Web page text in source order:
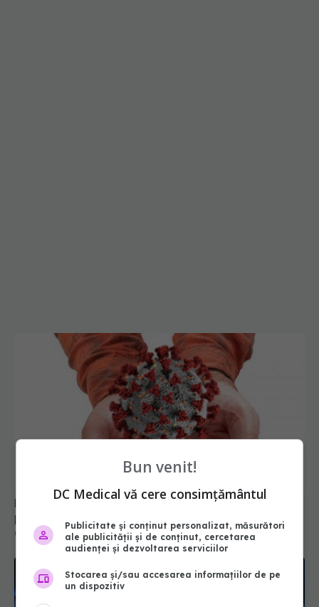
De ce copiii care răcesc mai des sunt mai
protejați de COVID-19. Explicațiile cercetătorilor
02 sep 2025, 09:54
Bun venit!
DC Medical vă cere consimțământul
Publicitate și conținut personalizat, măsurători
ale publicității și de conținut, cercetarea
audienței și dezvoltarea serviciilor
Stocarea și/sau accesarea informațiilor de pe
un dispozitiv